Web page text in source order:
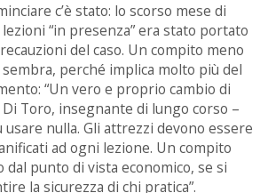
c’è stato: lo scorso mese di
“in presenza” era stato portato
del caso. Un compito meno
perché implica molto più del
“Un vero e proprio cambio di
Toro, insegnante di lungo corso –
nulla. Gli attrezzi devono essere
ad ogni lezione. Un compito
punto di vista economico, se si
la sicurezza di chi pratica”.